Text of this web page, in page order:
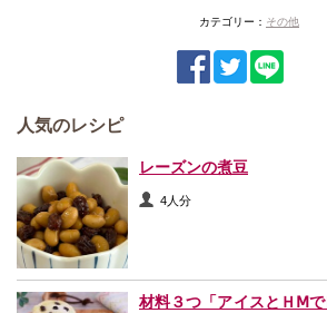
カテゴリー： その他
人気のレシピ
レーズンの煮豆
4人分
材料３つ「アイスとＨⅯ